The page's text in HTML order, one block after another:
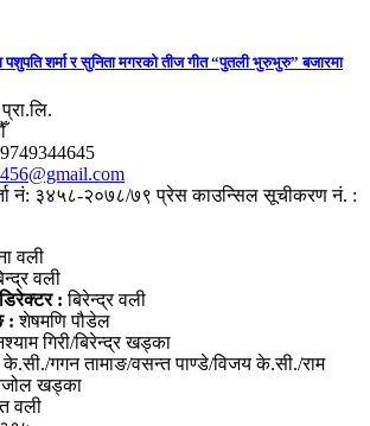
शर्मा र सुनिता मगरको तीज गीत “पुतली भुरुभुरु” बजारमा
नं: ३४५८-२०७८/७९ प्रेस काउन्सिल सूचीकरण नं. :
वली
वली
:बिरेन्द्र वली
: शेषमणि पौडेल
गिरी/बिरेन्द्र खड्का
गगन तामाङ/वसन्त पाण्डे/विजय के.सी./राम
खड्का
वली